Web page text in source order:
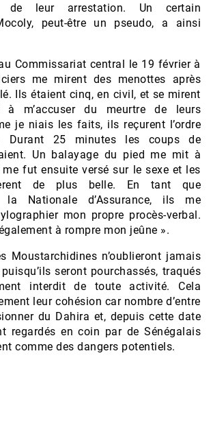
de leur arrestation. Un certain
peut-être un pseudo, a ainsi
Commissariat central le 19 février à
me mirent des menottes après
Ils étaient cinq, en civil, et se mirent
à m’accuser du meurtre de leurs
je niais les faits, ils reçurent l’ordre
Durant 25 minutes les coups de
Un balayage du pied me mit à
fut ensuite versé sur le sexe et les
de plus belle. En tant que
la Nationale d’Assurance, ils me
mon propre procès-verbal.
à rompre mon jeûne ».
Moustarchidines n’oublieront jamais
seront pourchassés, traqués
interdit de toute activité. Cela
leur cohésion car nombre d’entre
du Dahira et, depuis cette date
regardés en coin par de Sénégalais
comme des dangers potentiels.